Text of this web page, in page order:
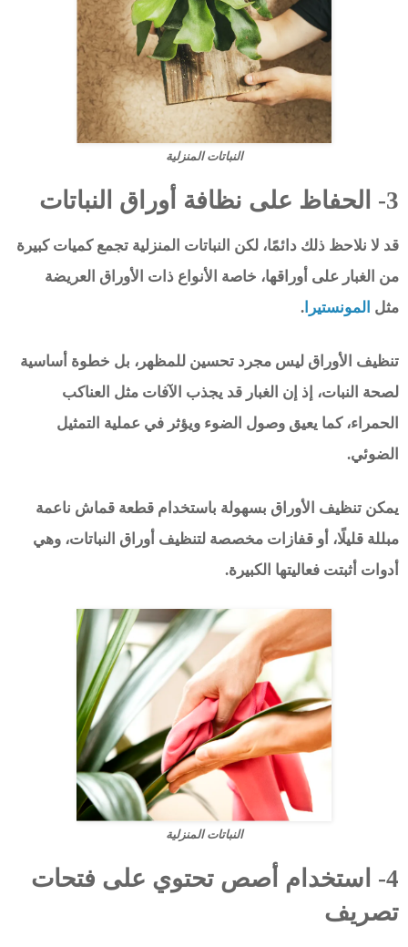
النباتات المنزلية
3- الحفاظ على نظافة أوراق النباتات
قد لا نلاحظ ذلك دائمًا، لكن النباتات المنزلية تجمع كميات كبيرة
من الغبار على أوراقها، خاصة الأنواع ذات الأوراق العريضة
مثل المونستيرا .
تنظيف الأوراق ليس مجرد تحسين للمظهر، بل خطوة أساسية
لصحة النبات، إذ إن الغبار قد يجذب الآفات مثل العناكب
الحمراء، كما يعيق وصول الضوء ويؤثر في عملية التمثيل
الضوئي.
يمكن تنظيف الأوراق بسهولة باستخدام قطعة قماش ناعمة
مبللة قليلًا، أو قفازات مخصصة لتنظيف أوراق النباتات، وهي
أدوات أثبتت فعاليتها الكبيرة.
النباتات المنزلية
4- استخدام أصص تحتوي على فتحات
تصريف